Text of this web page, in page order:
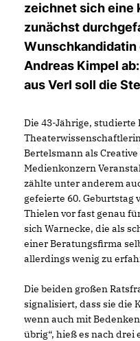
zeichnet sich eine
zunächst
Andreas Kimpel
aus Verl soll die
Die 43-Jährige,
Bertelsmann als
Medienkonzern
zählte unter anderem
gefeierte 60. Geburtstag
Thielen vor fast genau
sich Warnecke, die als
einer Beratungsfirma
allerdings wenig zu
Die beiden großen
signalisiert, dass sie die
wenn auch mit
übrig“, hieß es nach drei